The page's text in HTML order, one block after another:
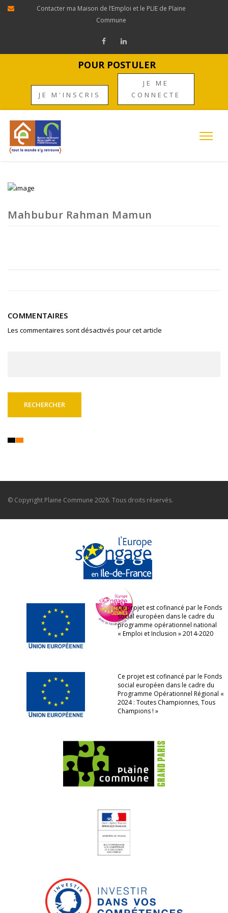
Contacter ma Maison de l’Emploi et le PLIE de Plaine
Commune
POUR POSTULER
JE M'INSCRIS
JE ME
CONNECTE
Mahbubur Rahman Mamun
COMMENTAIRES
Les commentaires sont désactivés pour cet article
© Copyright Plaine Commune 2026. Tous droits réservés.
Ce projet est cofinancé par le Fonds
social européen dans le cadre du
programme opérationnel national
« Emploi et Inclusion » 2014-2020
Ce projet est cofinancé par le Fonds
social européen dans le cadre du
Programme Opérationnel Régional «
2024 : Toutes Championnes, Tous
Champions ! »